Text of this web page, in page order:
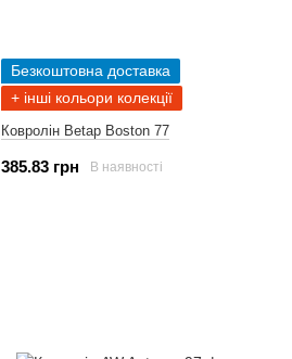
Безкоштовна доставка
+ інші кольори колекції
Ковролін Betap Boston 77
385.83 грн В наявності